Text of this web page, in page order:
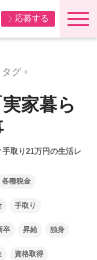
応募する
グ
家暮ら
取り21万円の生活レ
各種税金
手取り
卒 昇給 独身
資格取得